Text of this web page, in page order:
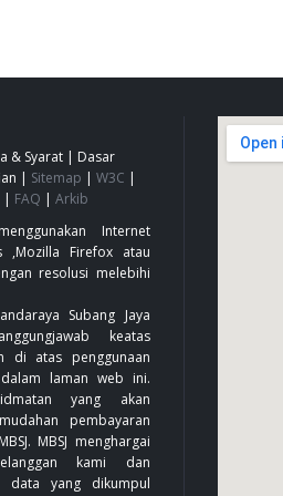
& Syarat | Dasar
| Sitemap | W3C |
| FAQ | Arkib
Internet
Firefox atau
resolusi melebihi
Subang Jaya
keatas
di atas penggunaan
laman web ini.
yang akan
pembayaran
MBSJ menghargai
kami dan
data yang dikumpul